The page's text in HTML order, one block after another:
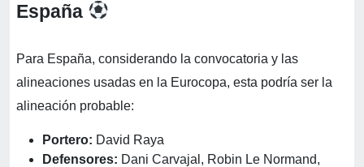
España
Para España, considerando la convocatoria y las
alineaciones usadas en la Eurocopa, esta podría ser la
alineación probable:
Portero: David Raya
Defensores: Dani Carvajal, Robin Le Normand,